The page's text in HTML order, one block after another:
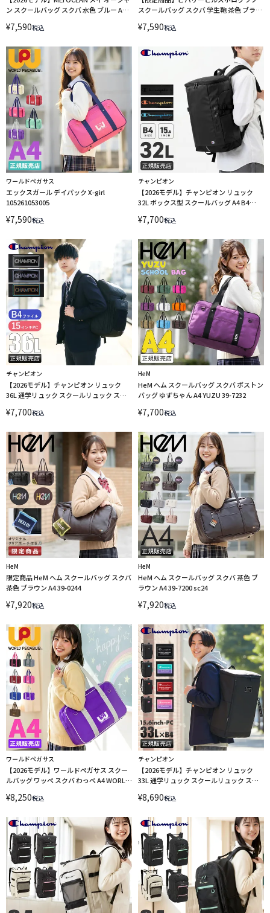
ン スクールバッグ スクバ 水色 ブルー A4
¥7,590税込
スクールバッグ スクバ 学生鞄 茶色 ブラウ
BP002 LINECPN
¥7,590税込
ワールドペガサス
エックスガール デイパック X-girl
105261053005
¥7,590税込
チャンピオン
【2026モデル】チャンピオン リュック
32L ボックス型 スクールバッグ A4 B4
¥7,700税込
チャンピオン
【2026モデル】チャンピオン リュック
36L 通学リュック スクールリュック スク
B4 Champion 68892
¥7,700税込
HeM
HeM ヘム スクールバッグ スクバ ボストン
バッグ ゆずちゃん A4 YUZU 39-7232
¥7,700税込
HeM
限定商品 HeM ヘム スクールバッグ スクバ
茶色 ブラウン A4 39-0244
¥7,920税込
HeM
HeM ヘム スクールバッグ スクバ 茶色 ブ
ラウン A4 39-7200 sc24
¥7,920税込
ワールドペガサス
【2026モデル】ワールドペガサス スクー
ルバッグ ワッペ スクバ わっぺ A4 WORLD
¥8,250税込
チャンピオン
【2026モデル】チャンピオン リュック
33L 通学リュック スクールリュック スク
Champion 65453
¥8,690税込